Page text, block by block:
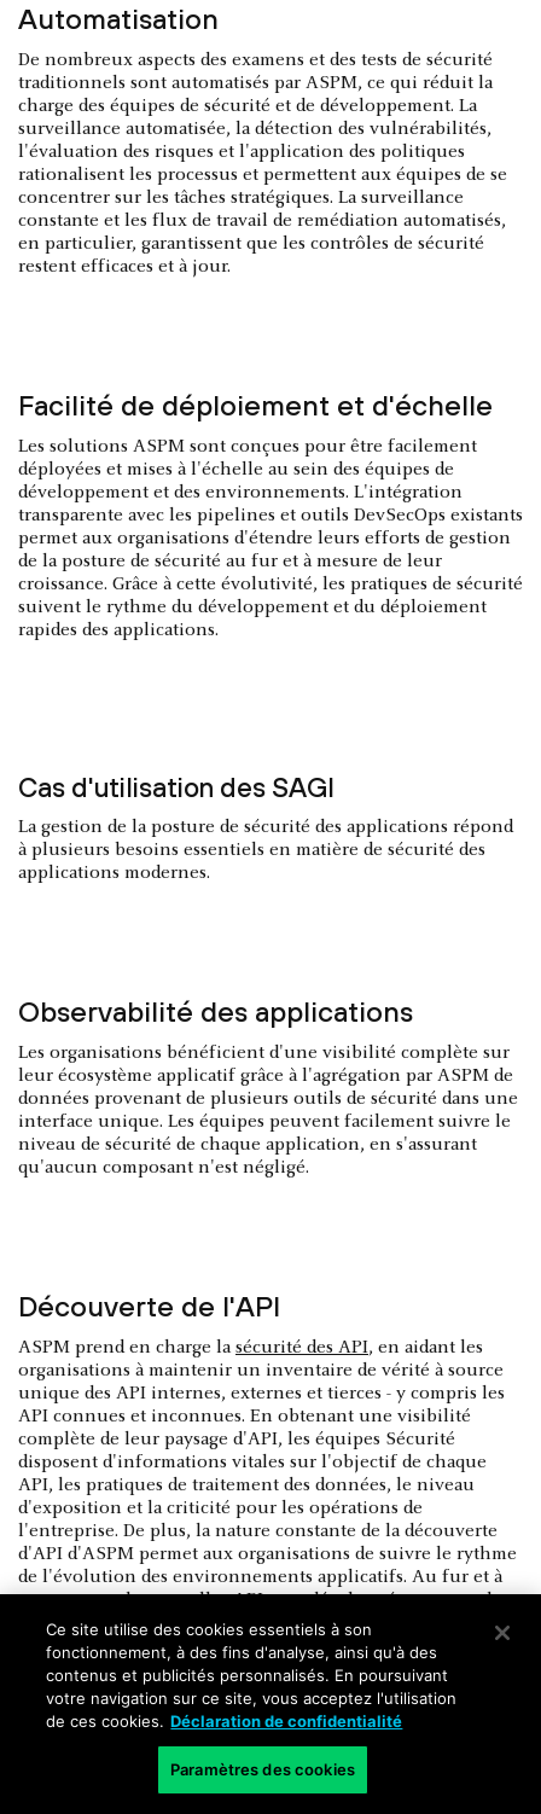
Automatisation
De nombreux aspects des examens et des tests de sécurité
traditionnels sont automatisés par ASPM, ce qui réduit la
charge des équipes de sécurité et de développement. La
surveillance automatisée, la détection des vulnérabilités,
l'évaluation des risques et l'application des politiques
rationalisent les processus et permettent aux équipes de se
concentrer sur les tâches stratégiques. La surveillance
constante et les flux de travail de remédiation automatisés,
en particulier, garantissent que les contrôles de sécurité
restent efficaces et à jour.
Facilité de déploiement et d'échelle
Les solutions ASPM sont conçues pour être facilement
déployées et mises à l'échelle au sein des équipes de
développement et des environnements. L'intégration
transparente avec les pipelines et outils DevSecOps existants
permet aux organisations d'étendre leurs efforts de gestion
de la posture de sécurité au fur et à mesure de leur
croissance. Grâce à cette évolutivité, les pratiques de sécurité
suivent le rythme du développement et du déploiement
rapides des applications.
Cas d'utilisation des SAGI
La gestion de la posture de sécurité des applications répond
à plusieurs besoins essentiels en matière de sécurité des
applications modernes.
Observabilité des applications
Les organisations bénéficient d'une visibilité complète sur
leur écosystème applicatif grâce à l'agrégation par ASPM de
données provenant de plusieurs outils de sécurité dans une
interface unique. Les équipes peuvent facilement suivre le
niveau de sécurité de chaque application, en s'assurant
qu'aucun composant n'est négligé.
Découverte de l'API
ASPM prend en charge la sécurité des API, en aidant les
organisations à maintenir un inventaire de vérité à source
unique des API internes, externes et tierces - y compris les
API connues et inconnues. En obtenant une visibilité
complète de leur paysage d'API, les équipes Sécurité
disposent d'informations vitales sur l'objectif de chaque
API, les pratiques de traitement des données, le niveau
d'exposition et la criticité pour les opérations de
l'entreprise. De plus, la nature constante de la découverte
d'API d'ASPM permet aux organisations de suivre le rythme
de l'évolution des environnements applicatifs. Au fur et à
mesure que de nouvelles API sont développées ou que des
API existantes sont modifiées, l'inventaire se met à jour
automatiquement, ce qui permet aux équipes de sécurité de
toujours disposer d'une image actualisée et précise de leur
paysage d'API.
Ce site utilise des cookies essentiels à son
fonctionnement, à des fins d'analyse, ainsi qu'à des
contenus et publicités personnalisés. En poursuivant
votre navigation sur ce site, vous acceptez l'utilisation
de ces cookies. Déclaration de confidentialité
Paramètres des cookies